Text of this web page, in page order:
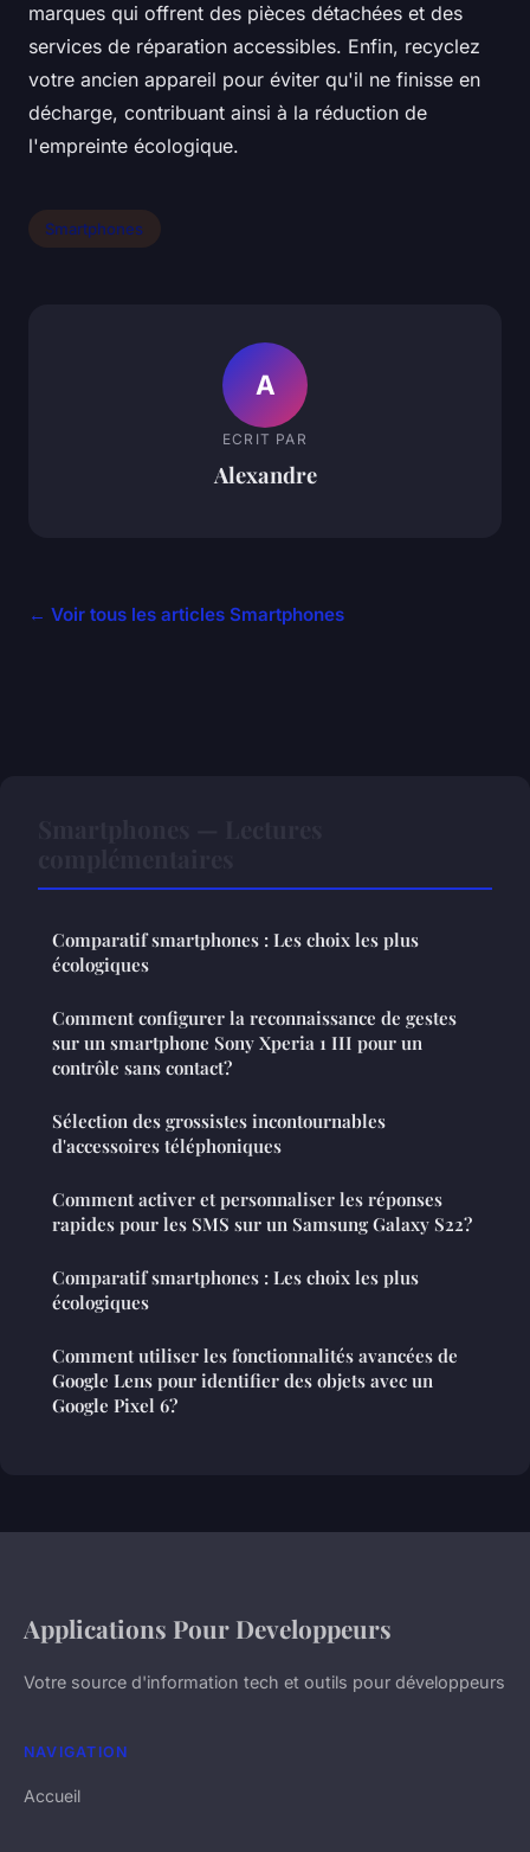
marques qui offrent des pièces détachées et des
services de réparation accessibles. Enfin, recyclez
votre ancien appareil pour éviter qu'il ne finisse en
décharge, contribuant ainsi à la réduction de
l'empreinte écologique.
Smartphones
A
ECRIT PAR
Alexandre
← Voir tous les articles Smartphones
Comparatif smartphones : Les choix les plus
écologiques
Comment configurer la reconnaissance de gestes
sur un smartphone Sony Xperia 1 III pour un
contrôle sans contact?
Sélection des grossistes incontournables
d'accessoires téléphoniques
Comment activer et personnaliser les réponses
rapides pour les SMS sur un Samsung Galaxy S22?
Comparatif smartphones : Les choix les plus
écologiques
Comment utiliser les fonctionnalités avancées de
Google Lens pour identifier des objets avec un
Google Pixel 6?
Applications Pour Developpeurs
Votre source d'information tech et outils pour développeurs
NAVIGATION
Accueil